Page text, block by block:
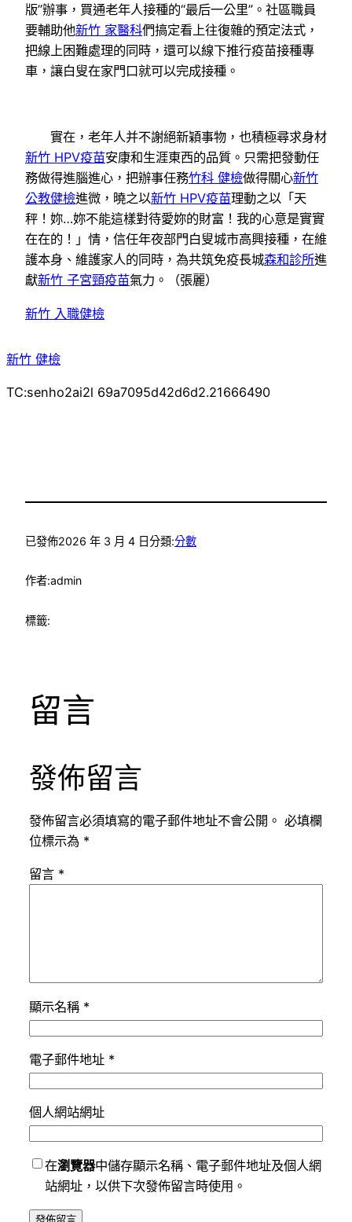
版”辦事，買通老年人接種的“最后一公里”。社區職員
要輔助他新竹 家醫科們搞定看上往復雜的預定法式，
把線上困難處理的同時，還可以線下推行疫苗接種專
車，讓白叟在家門口就可以完成接種。
實在，老年人并不謝絕新穎事物，也積極尋求身材
新竹 HPV疫苗安康和生涯東西的品質。只需把發動任
務做得進腦進心，把辦事任務竹科 健檢做得關心新竹
公教健檢進微，曉之以新竹 HPV疫苗理動之以「天
秤！妳…妳不能這樣對待愛妳的財富！我的心意是實實
在在的！」情，信任年夜部門白叟城市高興接種，在維
護本身、維護家人的同時，為共筑免疫長城森和診所進
獻新竹 子宮頸疫苗氣力。（張麗）
新竹 入職健檢
新竹 健檢
TC:senho2ai2l 69a7095d42d6d2.21666490
已發佈2026 年 3 月 4 日分類:分數
作者:admin
標籤:
留言
發佈留言
發佈留言必須填寫的電子郵件地址不會公開。 必填欄
位標示為 *
留言 *
顯示名稱 *
電子郵件地址 *
個人網站網址
在瀏覽器中儲存顯示名稱、電子郵件地址及個人網
站網址，以供下次發佈留言時使用。